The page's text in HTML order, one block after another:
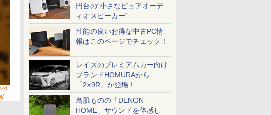
円台の“小さなピュアオーデ
ィオスピーカー”
性能の良いお得な中古PC情
報はこのページでチェック！
レイズのプレミアムカー向け
ブランドHOMURAから
「2×9R」が登場！
鳥肌ものの「DENON
HOME」サウンドを体感し